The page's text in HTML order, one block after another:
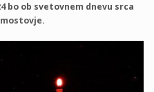
bo ob svetovnem dnevu srca